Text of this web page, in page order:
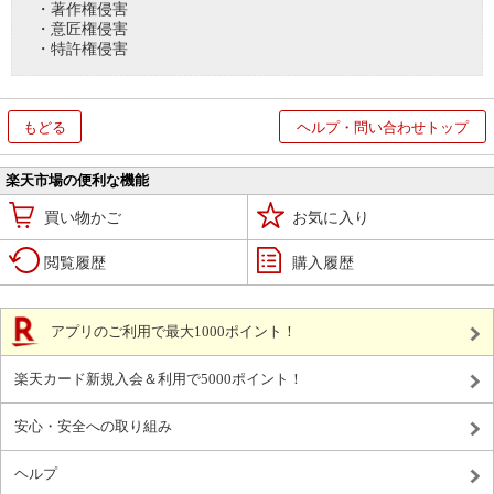
・著作権侵害
・意匠権侵害
・特許権侵害
もどる ヘルプ・問い合わせトップ
楽天市場の便利な機能
買い物かご お気に入り
閲覧履歴 購入履歴
アプリのご利用で最大1000ポイント！
楽天カード新規入会＆利用で5000ポイント！
安心・安全への取り組み
ヘルプ